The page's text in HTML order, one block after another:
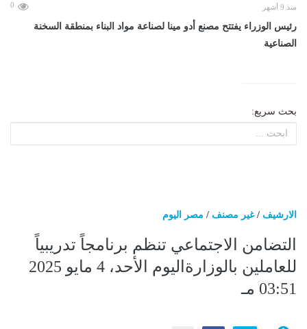
منذ 9 أشهر 0
رئيس الوزراء يفتتح مصنع أدو مينا لصناعة مواد البناء بمنطقة السخنة
الصناعية
بحث سريع:
الارشيف /غير مصنف / مصر اليوم
التضامن الاجتماعي تنظم برنامجاً تدريبياً
للعاملين بالوزارةاليوم الأحد، 4 مايو 2025
03:51 مـ